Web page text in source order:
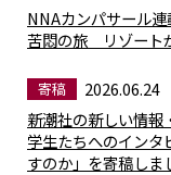
NNAカンパサール
苦悶の旅 リゾート
寄稿
2026.06.24
新潮社の新しい情報
学生たちへのインタ
すのか」を寄稿しま